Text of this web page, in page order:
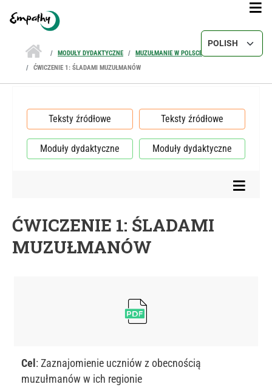
Select your
MODUŁY DYDAKTYCZNE
MUZUŁMANIE W POLSCE
ĆWICZENIE 1: ŚLADAMI MUZUŁMANÓW
ĆWICZENIE 1: ŚLADAMI
MUZUŁMANÓW
Cel : Zaznajomienie uczniów z obecnością
muzułmanów w ich regionie
Teksty źródłowe Teksty źródłowe
Moduły dydaktyczne Moduły dydaktyczne